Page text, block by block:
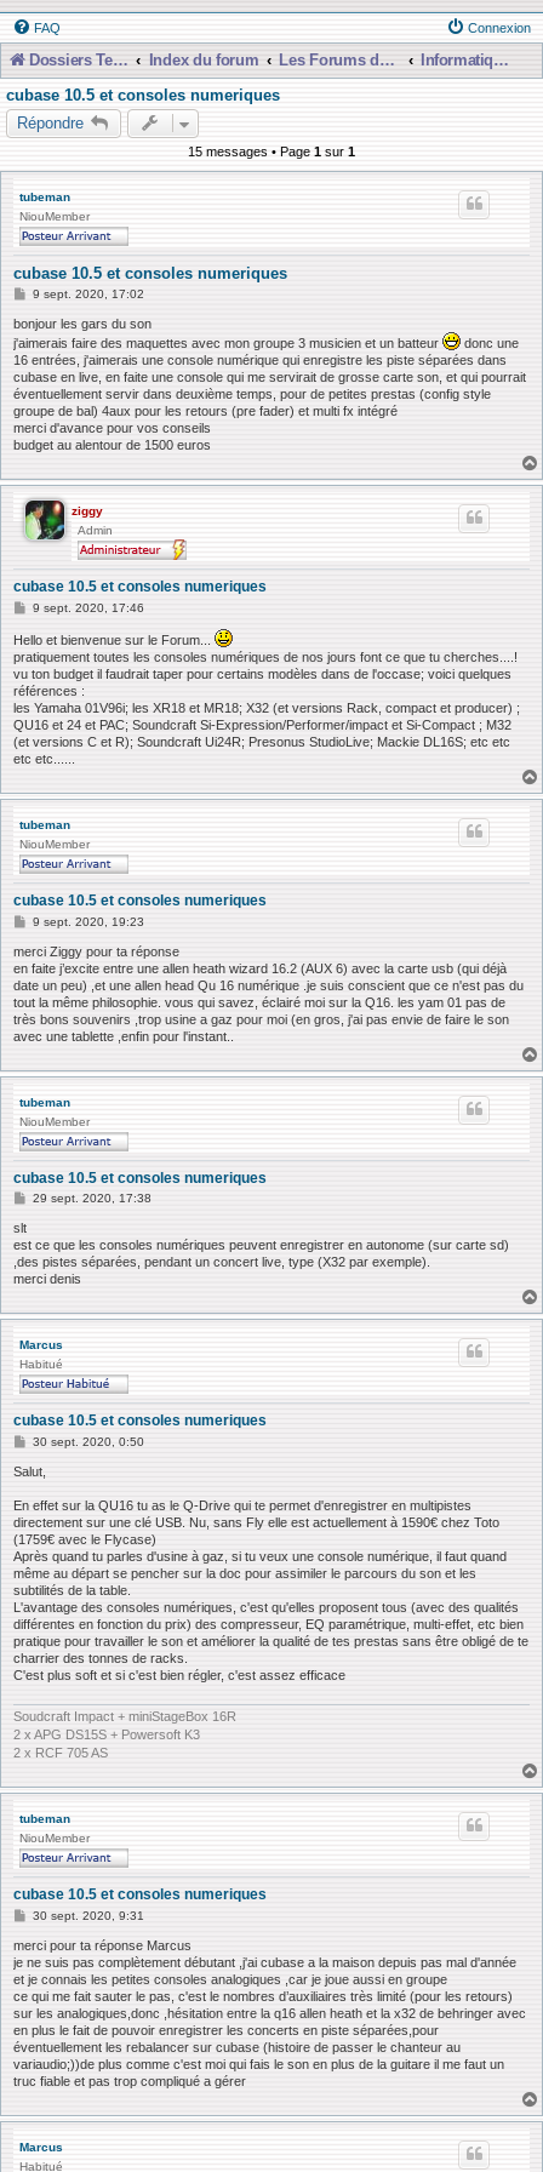
FAQ Connexion
Dossiers Techniques Index du forum Les Forums de Discussions
Informatique, Consoles Numériques et MAO
cubase 10.5 et consoles numeriques
Répondre
15 messages • Page 1 sur 1
tubeman
NiouMember
cubase 10.5 et consoles numeriques
M
s
s
a
g
e
9 sept. 2020, 17:02
bonjour les gars du son
j'aimerais faire des maquettes avec mon groupe 3 musicien et un batteur
donc une
16 entrées, j'aimerais une console numérique qui enregistre les piste séparées dans
cubase en live, en faite une console qui me servirait de grosse carte son, et qui pourrait
éventuellement servir dans deuxième temps, pour de petites prestas (config style
groupe de bal) 4aux pour les retours (pre fader) et multi fx intégré
merci d'avance pour vos conseils
budget au alentour de 1500 euros
ziggy
Admin
cubase 10.5 et consoles numeriques
M
s
a
g
e
9 sept. 2020, 17:46
Hello et bienvenue sur le Forum...
pratiquement toutes les consoles numériques de nos jours font ce que tu cherches....!
vu ton budget il faudrait taper pour certains modèles dans de l'occase; voici quelques
références :
les Yamaha 01V96i; les XR18 et MR18; X32 (et versions Rack, compact et producer) ;
QU16 et 24 et PAC; Soundcraft Si-Expression/Performer/impact et Si-Compact ; M32
(et versions C et R); Soundcraft Ui24R; Presonus StudioLive; Mackie DL16S; etc etc
etc etc......
tubeman
NiouMember
cubase 10.5 et consoles numeriques
M
s
s
g
e
9 sept. 2020, 19:23
merci Ziggy pour ta réponse
en faite j’excite entre une allen heath wizard 16.2 (AUX 6) avec la carte usb (qui déjà
date un peu) ,et une allen head Qu 16 numérique .je suis conscient que ce n'est pas du
tout la même philosophie. vous qui savez, éclairé moi sur la Q16. les yam 01 pas de
très bons souvenirs ,trop usine a gaz pour moi (en gros, j'ai pas envie de faire le son
avec une tablette ,enfin pour l'instant..
tubeman
NiouMember
cubase 10.5 et consoles numeriques
M
s
g
e
29 sept. 2020, 17:38
slt
est ce que les consoles numériques peuvent enregistrer en autonome (sur carte sd)
,des pistes séparées, pendant un concert live, type (X32 par exemple).
merci denis
Marcus
Habitué
cubase 10.5 et consoles numeriques
M
s
g
e
30 sept. 2020, 0:50
Salut,
En effet sur la QU16 tu as le Q-Drive qui te permet d'enregistrer en multipistes
directement sur une clé USB. Nu, sans Fly elle est actuellement à 1590€ chez Toto
(1759€ avec le Flycase)
Après quand tu parles d'usine à gaz, si tu veux une console numérique, il faut quand
même au départ se pencher sur la doc pour assimiler le parcours du son et les
subtilités de la table.
L'avantage des consoles numériques, c'est qu'elles proposent tous (avec des qualités
différentes en fonction du prix) des compresseur, EQ paramétrique, multi-effet, etc bien
pratique pour travailler le son et améliorer la qualité de tes prestas sans être obligé de te
charrier des tonnes de racks.
C'est plus soft et si c'est bien régler, c'est assez efficace
Soudcraft Impact + miniStageBox 16R
2 x APG DS15S + Powersoft K3
2 x RCF 705 AS
tubeman
NiouMember
cubase 10.5 et consoles numeriques
M
s
s
a
g
e
30 sept. 2020, 9:31
merci pour ta réponse Marcus
je ne suis pas complètement débutant ,j'ai cubase a la maison depuis pas mal d'année
et je connais les petites consoles analogiques ,car je joue aussi en groupe
ce qui me fait sauter le pas, c'est le nombres d’auxiliaires très limité (pour les retours)
sur les analogiques,donc ,hésitation entre la q16 allen heath et la x32 de behringer avec
en plus le fait de pouvoir enregistrer les concerts en piste séparées,pour
éventuellement les rebalancer sur cubase (histoire de passer le chanteur au
variaudio;))de plus comme c'est moi qui fais le son en plus de la guitare il me faut un
truc fiable et pas trop compliqué a gérer
Marcus
Habitué